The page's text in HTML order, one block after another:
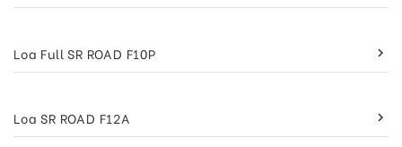
Loa Full SR ROAD F10P keyboard_arrow_right
Loa SR ROAD F12A keyboard_arrow_right